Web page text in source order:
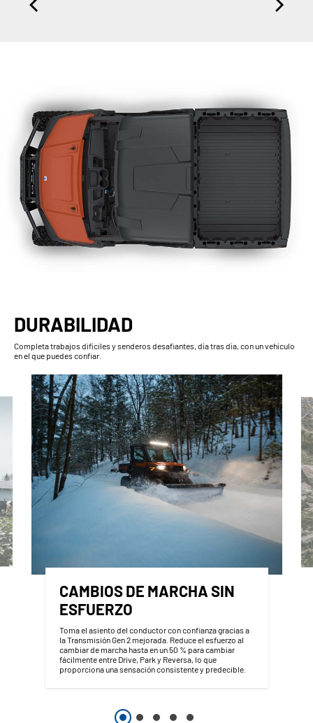
DURABILIDAD
Completa trabajos difíciles y senderos desafiantes, día tras día, con un vehículo
en el que puedes confiar.
CAMBIOS DE MARCHA SIN
ESFUERZO
Toma el asiento del conductor con confianza gracias a
la Transmisión Gen 2 mejorada. Reduce el esfuerzo al
cambiar de marcha hasta en un 50 % para cambiar
fácilmente entre Drive, Park y Reversa, lo que
proporciona una sensación consistente y predecible.